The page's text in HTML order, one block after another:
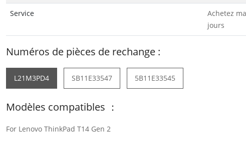
Service
Achetez
jours
Numéros de pièces de rechange :
L21M3PD4 SB11E33547 5B11E33545
Modèles compatibles ：
For Lenovo ThinkPad T14 Gen 2